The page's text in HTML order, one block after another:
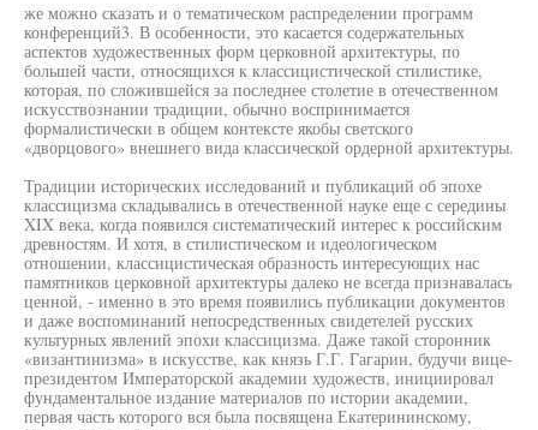
же можно сказать и о тематическом распределении программ
конференций3. В особенности, это касается содержательных
аспектов художественных форм церковной архитектуры, по
большей части, относящихся к классицистической стилистике,
которая, по сложившейся за последнее столетие в отечественном
искусствознании традиции, обычно воспринимается
формалистически в общем контексте якобы светского
«дворцового» внешнего вида классической ордерной архитектуры.
Традиции исторических исследований и публикаций об эпохе
классицизма складывались в отечественной науке еще с середины
XIX века, когда появился систематический интерес к российским
древностям. И хотя, в стилистическом и идеологическом
отношении, классицистическая образность интересующих нас
памятников церковной архитектуры далеко не всегда признавалась
ценной, - именно в это время появились публикации документов
и даже воспоминаний непосредственных свидетелей русских
культурных явлений эпохи классицизма. Даже такой сторонник
«византинизма» в искусстве, как князь Г.Г. Гагарин, будучи вице-
президентом Императорской академии художеств, инициировал
фундаментальное издание материалов по истории академии,
первая часть которого вся была посвящена Екатерининскому,